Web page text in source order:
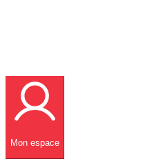
Mon espace